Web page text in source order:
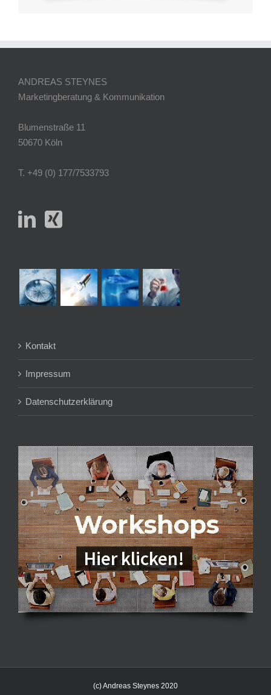
ANDREAS STEYNES
Marketingberatung & Kommunikation
Blumenstraße 11
50670 Köln
T. +49 (0) 177/7533793
Kontakt
Impressum
Datenschutzerklärung
Workshops
Hier klicken!
(c) Andreas Steynes 2020